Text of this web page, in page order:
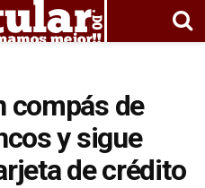
compás de
y sigue
de crédito